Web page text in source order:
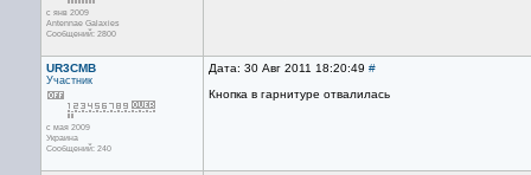
с янв 2009
Antennae Galaxies
Сообщений: 2800
UR3CMB
Участник
с мая 2009
Украина
Сообщений: 240
Дата: 30 Авг 2011 18:20:49 #
Кнопка в гарнитуре отвалилась